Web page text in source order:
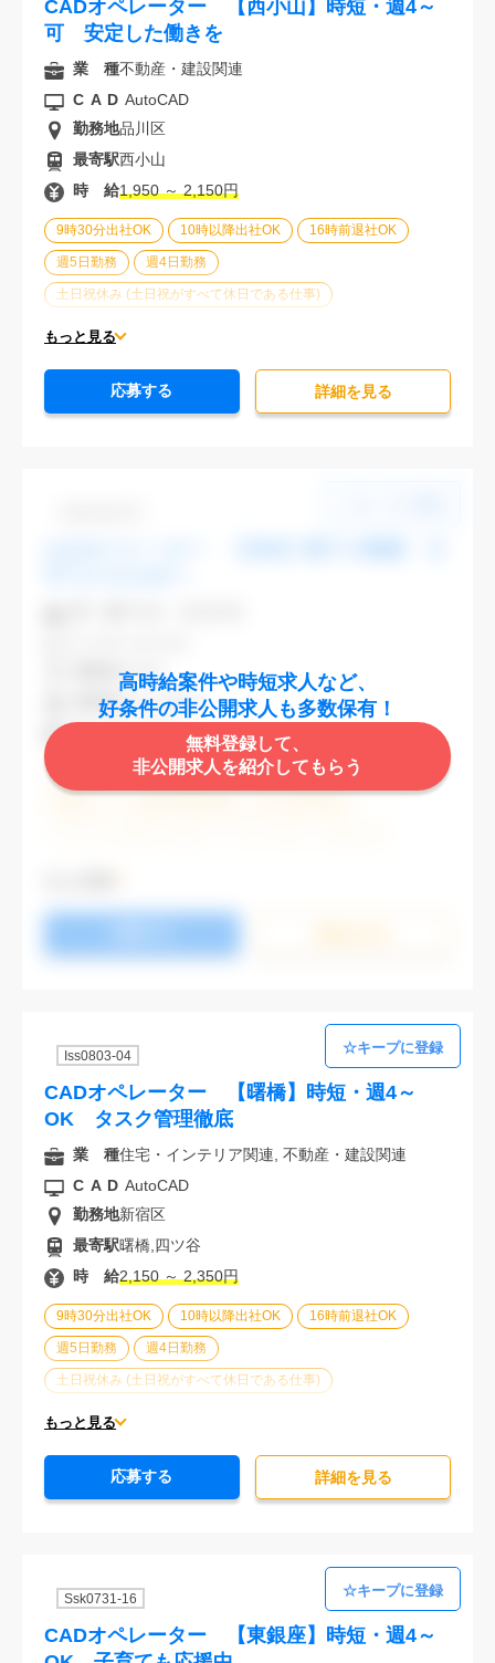
CADオペレーター 【西小山】時短・週4～
可 安定した働きを
9時30分出社OK 10時以降出社OK 16時前退社OK
週5日勤務 週4日勤務
土日祝休み (土日祝がすべて休日である仕事)
平日休みあり (週に一度以上平日に休日がある仕事)
エルダー(40歳以上)応援 服装自由
オフィスが禁煙 20代活躍中 30代活躍中
もっと見る
業 種不動産・建設関連
CAD AutoCAD
勤務地品川区
最寄駅西小山
時 給1,950 ～ 2,150円
応募する 詳細を⾒る
高時給案件や時短求人など、
好条件の非公開求人も多数保有！
無料登録して、
非公開求人を紹介してもらう
土日祝休み (土日祝がすべて休日である仕事)
勤務地渋谷区
最寄駅渋谷,表参道
Iss0803-04
CADオペレーター 【曙橋】時短・週4～
OK タスク管理徹底
9時30分出社OK 10時以降出社OK 16時前退社OK
週5日勤務 週4日勤務
土日祝休み (土日祝がすべて休日である仕事)
平日休みあり (週に一度以上平日に休日がある仕事)
エルダー(40歳以上)応援 服装自由
オフィスが禁煙 20代活躍中 30代活躍中
もっと見る
業 種住宅・インテリア関連, 不動産・建設関連
CAD AutoCAD
勤務地新宿区
最寄駅曙橋,四ツ谷
時 給2,150 ～ 2,350円
応募する 詳細を⾒る
Ssk0731-16
CADオペレーター 【東銀座】時短・週4～